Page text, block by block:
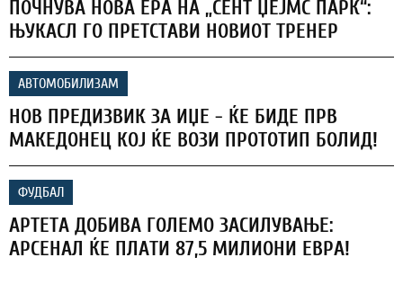
ПОЧНУВА НОВА ЕРА НА „СЕНТ ЏЕЈМС ПАРК“:
ЊУКАСЛ ГО ПРЕТСТАВИ НОВИОТ ТРЕНЕР
АВТОМОБИЛИЗАМ
НОВ ПРЕДИЗВИК ЗА ИЏЕ - ЌЕ БИДЕ ПРВ
МАКЕДОНЕЦ КОЈ ЌЕ ВОЗИ ПРОТОТИП БОЛИД!
ФУДБАЛ
АРТЕТА ДОБИВА ГОЛЕМО ЗАСИЛУВАЊЕ:
АРСЕНАЛ ЌЕ ПЛАТИ 87,5 МИЛИОНИ ЕВРА!